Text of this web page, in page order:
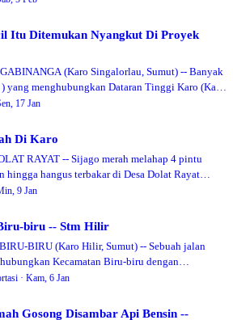
Itu Ditemukan Nyangkut Di Proyek
(Karo Singalorlau, Sumut) -- Banyak
yang menghubungkan Dataran Tinggi Karo (Karo
Hili…
17 Jan
Di Karo
RAYAT -- Sijago merah melahap 4 pintu
hingga hangus terbakar di Desa Dolat Rayat
Kabupaten…
9 Jan
biru -- Stm Hilir
BIRU (Karo Hilir, Sumut) -- Sebuah jalan
Kecamatan Biru-biru dengan
(kedua kecamatan d…
· Kam, 6 Jan
Gosong Disambar Api Bensin --